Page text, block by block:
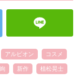
アルビオン コスメ
新作 植松晃士